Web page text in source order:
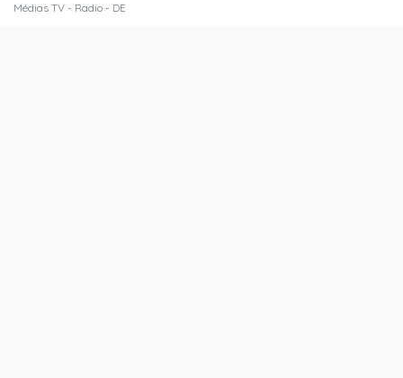
Médias TV - Radio - DE